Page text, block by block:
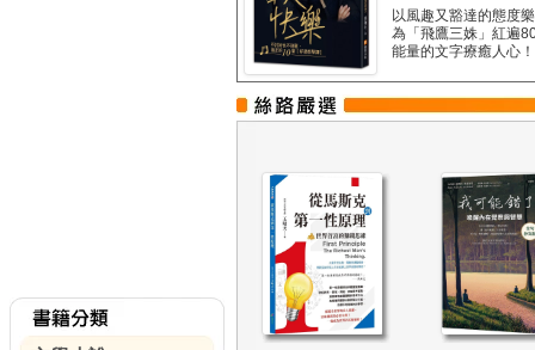
以風趣又豁達的態度
為「飛鷹三姝」紅遍
能量的文字療癒人心